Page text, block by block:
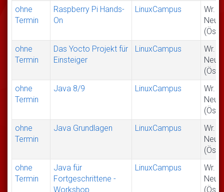
ohne
Termin
Raspberry Pi Hands-
On
LinuxCampus
Wr.
ohne
Termin
Das Yocto Projekt für
Einsteiger
LinuxCampus
Wr.
ohne
Termin
Java 8/9 LinuxCampus
Wr.
ohne
Termin
Java Grundlagen LinuxCampus
Wr.
ohne
Termin
Java für
Fortgeschrittene -
Workshop
LinuxCampus
Wr.